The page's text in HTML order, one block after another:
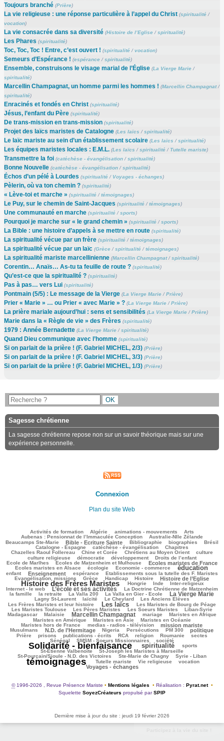
Toujours branché (Prière)
La vie religieuse : une réponse particulière à l’appel du Christ (spiritualité/
vocation)
La vie consacrée dans sa diversité (Histoire de l’Eglise/spiritualité)
Les Phares (spiritualité)
Toc, Toc, Toc ! Entre, c’est ouvert ! (spiritualité/vocation)
Semeurs d’Espérance ! (espérance/ spiritualité)
Ensemble, construisons le visage marial de l’Église (La Vierge Marie/
spiritualité)
Marcellin Champagnat, un homme parmi les hommes ! (Marcellin Champagnat/
spiritualité)
Enracinés et fondés en Christ (spiritualité)
Jésus, l’enfant du Père (spiritualité)
De trans-mission en trans-mission (spiritualité)
Projet des laïcs maristes de Catalogne (Les laïcs / spiritualité)
Le laïc mariste au sein d’un établissement scolaire (Les laïcs /spiritualité)
Les équipes maristes locales : E.M.L. (Les laïcs / spiritualité/ Tutelle mariste)
Transmettre la foi (catéchèse - évangélisation/spiritualité)
Bonne Nouvelle (catéchèse - évangélisation/ spiritualité)
Échos d’un pélé à Lourdes (spiritualité/ Voyages - échanges)
Pèlerin, où va ton chemin ? (spiritualité)
« Lève-toi et marche » (spiritualité/témoignages)
Le Puy, sur le chemin de Saint-Jacques (spiritualité/témoignages)
Une communauté en marche (spiritualité/sports)
Pourquoi je marche sur « le grand chemin » (spiritualité/ sports)
La Bible : une histoire d’appels à se mettre en route (spiritualité)
La spiritualité vécue par un frère (spiritualité/témoignages)
La spiritualité vécue par un laïc (Grèce/spiritualité/témoignages)
La spiritualité mariste marcellinienne (Marcellin Champagnat/ spiritualité)
Corentin… Anaïs… As-tu ta feuille de route ? (spiritualité)
Qu’est-ce que la spiritualité ? (spiritualité)
Pas à pas… vers Lui (spiritualité)
Pontmain (5/5) : Le message de la Vierge (La Vierge Marie/Prière)
Prier « Marie » … ou Prier « avec Marie » ? (La Vierge Marie/Prière)
La prière mariale aujourd’hui : sens et sensibilités (La Vierge Marie/Prière)
Marie dans la « Règle de vie » des Frères (spiritualité)
1979 : Année Bernadette (La Vierge Marie/ spiritualité)
Quand Dieu communique avec l’homme (spiritualité)
Si on parlait de la prière ! (F. Gabriel MICHEL, 2/3) (Prière)
Si on parlait de la prière ! (F. Gabriel MICHEL, 3/3) (Prière)
Si on parlait de la prière ! (F. Gabriel MICHEL, 1/3) (Prière)
Sagesse chrétienne
La sagesse chrétienne repose non sur un savoir théorique mais sur une
expérience personnelle.
Connexion
Plan du site Web
Activités de formation Algérie animations - mouvements Arts
Aubenas : Pensionnat de l’Immaculée Conception
42/2803 Australie-Nlle Zélande
85/2803
Beaucamps Ste-Marie
710/2803 Bible - Ecriture Sainte
39/2803 Bibliographie
499/2803 biographies
184/2803 Brésil
554/2803
Catalogne - Espagne
catéchèse - évangélisation Chapitres
Chazelles Raoul Follereau
109/2803 Chine et Corée
220/2803 Chrétiens au Moyen Orient
488/2803 culture
36/2803
culture religieuse
démocratie développement Droits de l’enfant
Ecole de Marlhes
193/2803 Ecoles de Matzenheim et Mulhouse
805/2803 Ecoles maristes de France
245/2803
Ecoles maristes en Alsace
533/2803 écologie
127/2803 Economie - commerce
1506/2803 éducation
220/2803
enfant
784/2803 Enseignement
233/2803 espérance
61/2803 Etablissements sous la tutelle des F. Maristes
211/2803
Evangélisation, missions
476/2803 Grèce
86/2803 Handicap
250/2803 Histoire
690/2803 Histoire de l’Eglise
1917/2803
Histoire des Frères Maristes
113/2803 Hongrie Inde
103/2803 Inter-religieux
230/2803
Internet - le web
1121/2803 L’école et ses activités
68/2803 La Doctrine Chrétienne de Matzenheim
401/2803
la famille
104/2803 la retraite
49/2803 La Valla 200
75/2803 La Valla en Gier - Ecole
967/2803 La Vierge Marie
364/2803
Lagny St-Laurent
laïcité Le Cheylard Les Anciens Elèves
Les Frères Maristes et leur histoire
1269/2803 Les laïcs
583/2803 Les Maristes de Bourg de Péage
265/2803
Les Maristes Toulouse
434/2803 Les Pères Maristes
316/2803 Les Soeurs Maristes
153/2803 Liban-Syrie
116/2803
Madagascar
39/2803 Malaisie
986/2803 Marcellin Champagnat
79/2803 mariage
307/2803 Maristes en Afrique
252/2803
Maristes en Amérique
Maristes en Asie Maristes en Océanie
Maristes hors de France
348/2803 medias - radios - télévision
817/2803 mission mariste
64/2803
Musulmans
744/2803 N.D. de l’Hermitage
72/2803 Nigeria
181/2803 Persécutions
242/2803 PM 300
730/2803 politique
192/2803
Prière
128/2803 prisons
468/2803 publications - écrits
199/2803 RCA
251/2803 religion
43/2803 Roumanie
35/2803 sectes
50/2803
Sénégal
SMSM - Soeurs Missionnaires société
Solidarité - bienfaisance spiritualité sports
St-Etienne Valbenoîte
St-Joseph les Maristes à Marseille
St-Pourçain/Sioule - N.D. des Victoires
87/2803 Ste-Marie de Chagny
40/2803 Syrie - Liban
2803/2803
témoignages Tutelle mariste Vie religieuse vocation
Voyages - échanges
©1996-2026 , Revue Présence Mariste • Mentions légales • Réalisation : Pyrat.net •
Squelette SoyezCréateurs propulsé parSPIP
Dernière mise à jour du site : jeudi 19 février 2026